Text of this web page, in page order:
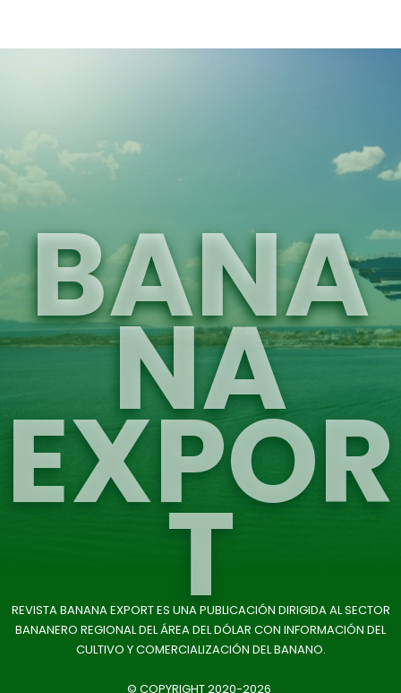
BANA
NA
EXPOR
T
REVISTA BANANA EXPORT ES UNA PUBLICACIÓN DIRIGIDA AL SECTOR
BANANERO REGIONAL DEL ÁREA DEL DÓLAR CON INFORMACIÓN DEL
CULTIVO Y COMERCIALIZACIÓN DEL BANANO.
© COPYRIGHT 2020-2026